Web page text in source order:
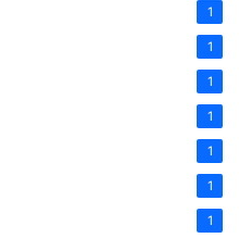
1
1
1
1
1
1
1